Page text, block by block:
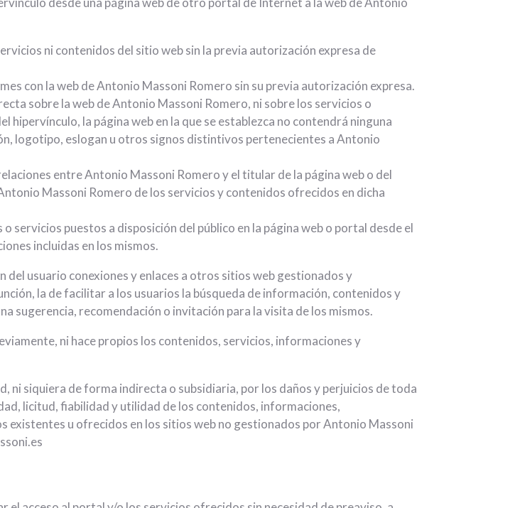
ni contenidos del sitio web sin la previa autorización expresa de
con la web de Antonio Massoni Romero sin su previa autorización expresa.
sobre la web de Antonio Massoni Romero, ni sobre los servicios o
la página web en la que se establezca no contendrá ninguna
logotipo, eslogan u otros signos distintivos pertenecientes a Antonio
entre Antonio Massoni Romero y el titular de la página web o del
Massoni Romero de los servicios y contenidos ofrecidos en dicha
servicios puestos a disposición del público en la página web o portal desde el
incluidas en los mismos.
usuario conexiones y enlaces a otros sitios web gestionados y
la de facilitar a los usuarios la búsqueda de información, contenidos y
sugerencia, recomendación o invitación para la visita de los mismos.
ni hace propios los contenidos, servicios, informaciones y
ni siquiera de forma indirecta o subsidiaria, por los daños y perjuicios de toda
licitud, fiabilidad y utilidad de los contenidos, informaciones,
existentes u ofrecidos en los sitios web no gestionados por Antonio Massoni